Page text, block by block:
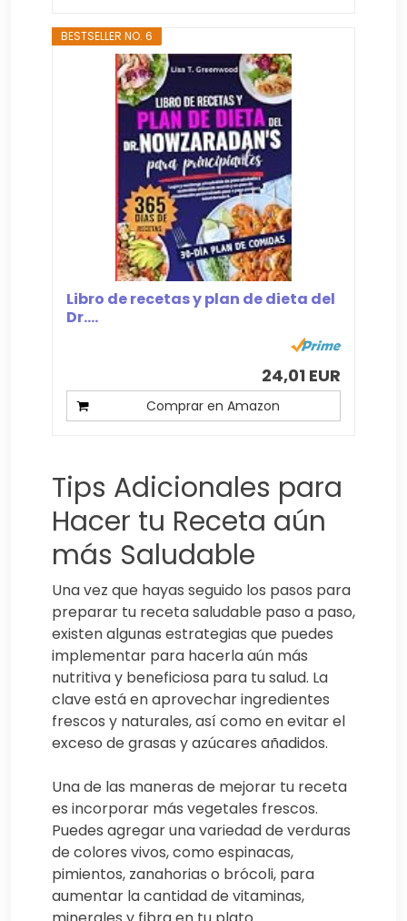
BESTSELLER NO. 6
Libro de recetas y plan de dieta del
Dr....
24,01 EUR
Comprar en Amazon
Tips Adicionales para
Hacer tu Receta aún
más Saludable
Una vez que hayas seguido los pasos para
preparar tu receta saludable paso a paso,
existen algunas estrategias que puedes
implementar para hacerla aún más
nutritiva y beneficiosa para tu salud. La
clave está en aprovechar ingredientes
frescos y naturales, así como en evitar el
exceso de grasas y azúcares añadidos.
Una de las maneras de mejorar tu receta
es incorporar más vegetales frescos.
Puedes agregar una variedad de verduras
de colores vivos, como espinacas,
pimientos, zanahorias o brócoli, para
aumentar la cantidad de vitaminas,